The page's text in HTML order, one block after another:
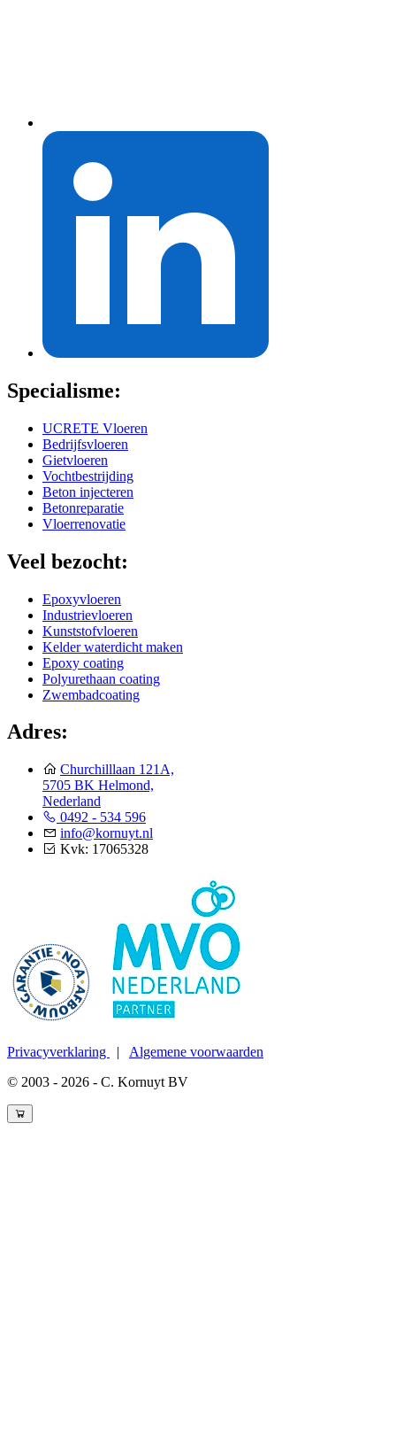
Specialisme:
UCRETE Vloeren
Bedrijfsvloeren
Gietvloeren
Vochtbestrijding
Beton injecteren
Betonreparatie
Vloerrenovatie
Veel bezocht:
Epoxyvloeren
Industrievloeren
Kunststofvloeren
Kelder waterdicht maken
Epoxy coating
Polyurethaan coating
Zwembadcoating
Adres:
Churchilllaan 121A,
5705 BK Helmond,
Nederland
0492 - 534 596
info@kornuyt.nl
Kvk: 17065328
Privacyverklaring | Algemene voorwaarden
© 2003 - 2026 - C. Kornuyt BV